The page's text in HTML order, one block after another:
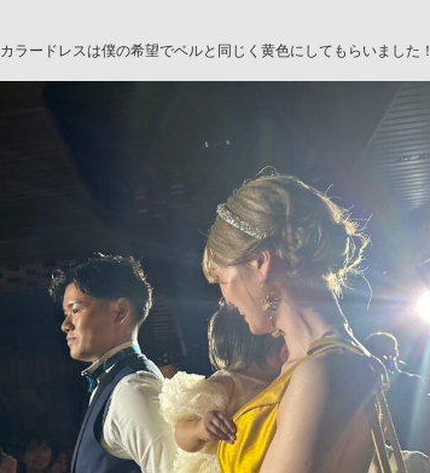
カラードレスは僕の希望でベルと同じく黄色にしてもらいました！